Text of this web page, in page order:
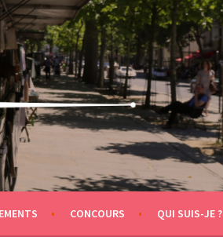
CONCOURS QUI SUIS-JE ?